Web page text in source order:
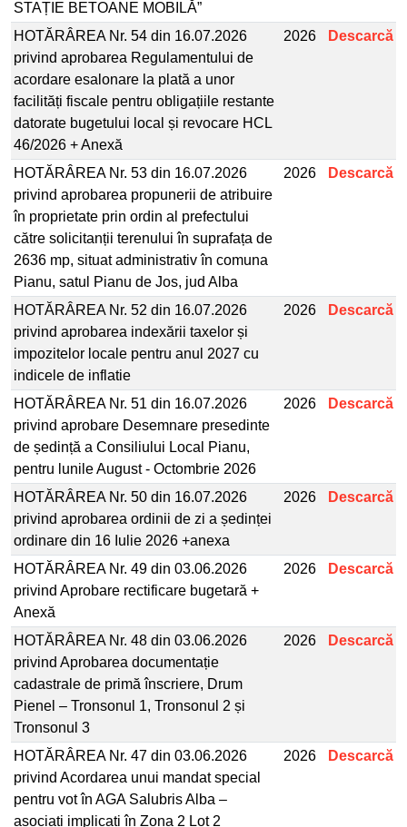
STAȚIE BETOANE MOBILĂ”
HOTĂRÂREA Nr. 54 din 16.07.2026
privind aprobarea Regulamentului de
acordare esalonare la plată a unor
facilități fiscale pentru obligațiile restante
datorate bugetului local și revocare HCL
46/2026 + Anexă
2026 Descarcă
HOTĂRÂREA Nr. 53 din 16.07.2026
privind aprobarea propunerii de atribuire
în proprietate prin ordin al prefectului
către solicitanții terenului în suprafața de
2636 mp, situat administrativ în comuna
Pianu, satul Pianu de Jos, jud Alba
2026 Descarcă
HOTĂRÂREA Nr. 52 din 16.07.2026
privind aprobarea indexării taxelor și
impozitelor locale pentru anul 2027 cu
indicele de inflatie
2026 Descarcă
HOTĂRÂREA Nr. 51 din 16.07.2026
privind aprobare Desemnare presedinte
de ședință a Consiliului Local Pianu,
pentru lunile August - Octombrie 2026
2026 Descarcă
HOTĂRÂREA Nr. 50 din 16.07.2026
privind aprobarea ordinii de zi a ședinței
ordinare din 16 Iulie 2026 +anexa
2026 Descarcă
HOTĂRÂREA Nr. 49 din 03.06.2026
privind Aprobare rectificare bugetară +
Anexă
2026 Descarcă
HOTĂRÂREA Nr. 48 din 03.06.2026
privind Aprobarea documentație
cadastrale de primă înscriere, Drum
Pienel – Tronsonul 1, Tronsonul 2 și
Tronsonul 3
2026 Descarcă
HOTĂRÂREA Nr. 47 din 03.06.2026
privind Acordarea unui mandat special
pentru vot în AGA Salubris Alba –
asociați implicați în Zona 2 Lot 2
2026 Descarcă